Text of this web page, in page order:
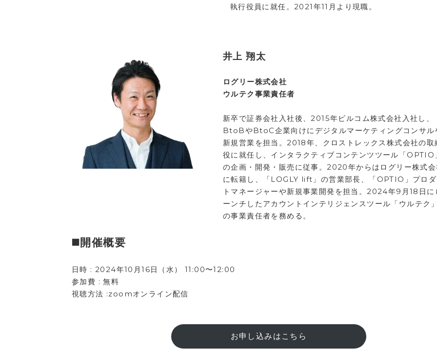
執行役員に就任。2021年11月より現職。
井上 翔太
ログリー株式会社
ウルテク事業責任者
新卒で証券会社入社後、2015年ビルコム株式会社入社し、
BtoBやBtoC企業向けにデジタルマーケティングコンサル
新規営業を担当。2018年、クロストレックス株式会社の取
役に就任し、インタラクティブコンテンツツール「OPTIO
の企画・開発・販売に従事。2020年からはログリー株式会
に転籍し、「LOGLY lift」の営業部長、「OPTIO」プロダ
トマネージャーや新規事業開発を担当。2024年9月18日に
ーンチしたアカウントインテリジェンスツール「ウルテク」
の事業責任者を務める。
◼️開催概要
日時 : 2024年10月16日（水） 11:00〜12:00
参加費 : 無料
視聴方法 :zoomオンライン配信
お申し込みはこちら